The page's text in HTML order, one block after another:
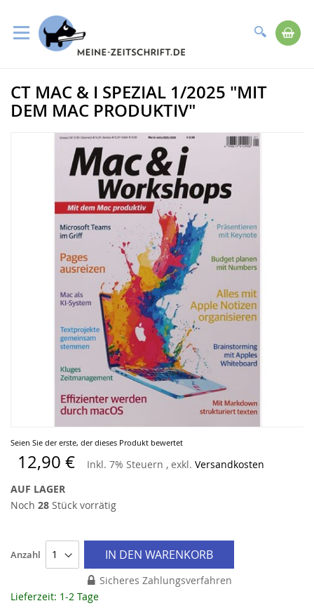
Suche
zum
Inhalt
Seien Sie der erste, der dieses Produkt bewertet
12,90 € Inkl. 7% Steuern , exkl. Versandkosten
AUF LAGER
Noch 28 Stück vorrätig
Anzahl IN DEN WARENKORB
Sicheres Zahlungsverfahren
Lieferzeit: 1-2 Tage
Zum
Ende
der
Bildergalerie
CT MAC & I SPEZIAL 1/2025 "MIT
DEM MAC PRODUKTIV"
Zum
Anfang
der
Bildergalerie
springen